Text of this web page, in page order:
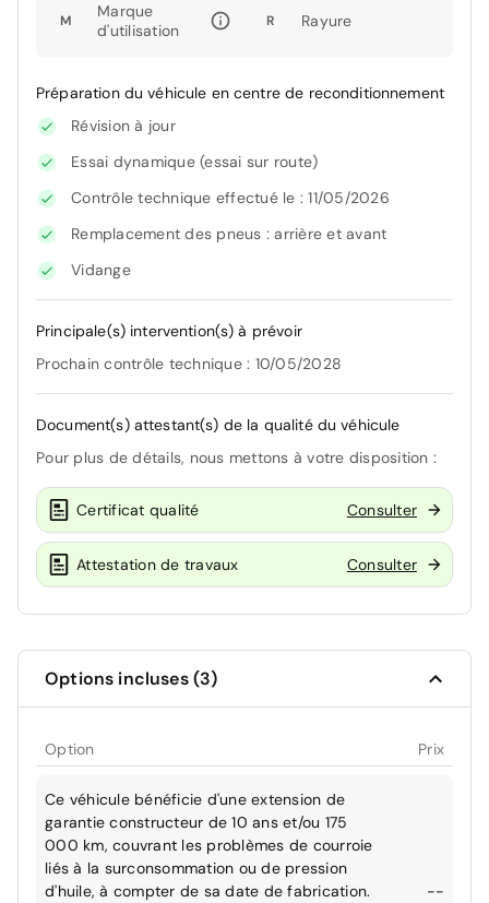
M
Marque
d'utilisation
R Rayure
Préparation du véhicule en centre de reconditionnement
Révision à jour
Essai dynamique (essai sur route)
Contrôle technique effectué le : 11/05/2026
Remplacement des pneus : arrière et avant
Vidange
Principale(s) intervention(s) à prévoir
Prochain contrôle technique : 10/05/2028
Document(s) attestant(s) de la qualité du véhicule
Pour plus de détails, nous mettons à votre disposition :
Certificat qualité Consulter
Attestation de travaux Consulter
Options incluses (3)
Option Prix
Ce véhicule bénéficie d'une extension de
garantie constructeur de 10 ans et/ou 175
000 km, couvrant les problèmes de courroie
liés à la surconsommation ou de pression
d'huile, à compter de sa date de fabrication.
--